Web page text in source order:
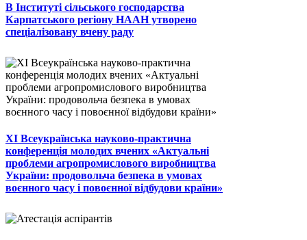
В Інституті сільського господарства
Карпатського регіону НААН утворено
спеціалізовану вчену раду
ХІ Всеукраїнська науково-практична
конференція молодих вчених «Актуальні
проблеми агропромислового виробництва
України: продовольча безпека в умовах
воєнного часу і повоєнної відбудови країни»